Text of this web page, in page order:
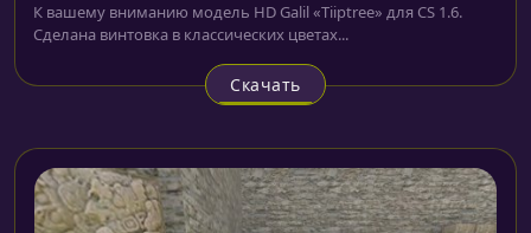
К вашему вниманию модель HD Galil «Tiiptree» для CS 1.6.
Сделана винтовка в классических цветах...
Скачать